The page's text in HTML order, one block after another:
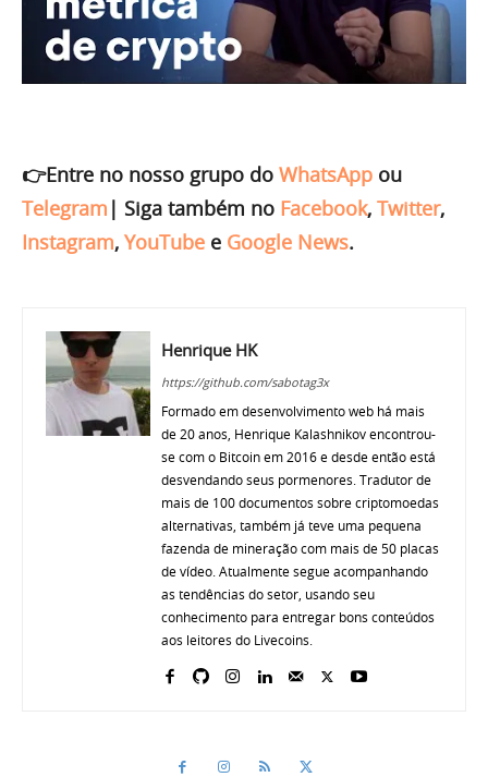
👉Entre no nosso grupo do WhatsApp ou
Telegram | Siga também no Facebook, Twitter,
Instagram, YouTube e Google News.
Henrique HK
https://github.com/sabotag3x
Formado em desenvolvimento web há mais
de 20 anos, Henrique Kalashnikov encontrou-
se com o Bitcoin em 2016 e desde então está
desvendando seus pormenores. Tradutor de
mais de 100 documentos sobre criptomoedas
alternativas, também já teve uma pequena
fazenda de mineração com mais de 50 placas
de vídeo. Atualmente segue acompanhando
as tendências do setor, usando seu
conhecimento para entregar bons conteúdos
aos leitores do Livecoins.